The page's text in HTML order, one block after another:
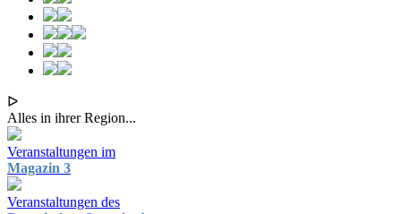
ᐅ
Alles in ihrer Region...
Veranstaltungen im
Magazin 3
Veranstaltungen des